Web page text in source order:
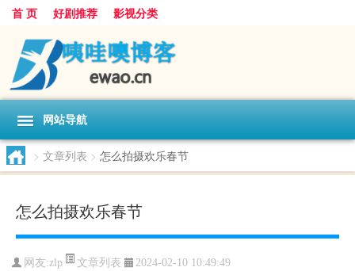
首 页 好剧推荐 影视分类
网站导航
> 文章列表 > 怎么拍摄欢乐春节
怎么拍摄欢乐春节
网友:zlp 文章列表 2024-02-10 10:49:49